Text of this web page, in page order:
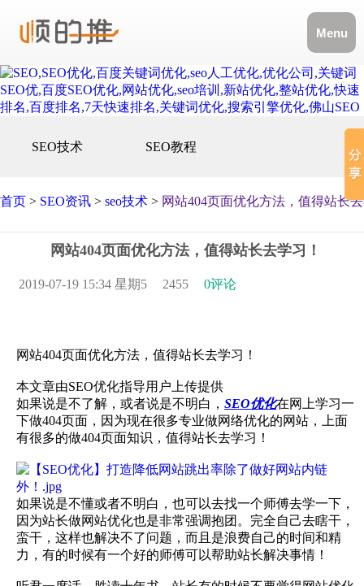
Menu
SEO技术 SEO教程
首页 > SEO资讯 > seo技术 > 网站404页面优化方法，值得站长
网站404页面优化方法，值得站长去学习！
2019-07-19 15:34 星期5 2455 0评论
网站404页面优化方法，值得站长去学习！
本文章由SEO优化指导用户上传提供
如果说是不了解，或者说是不明白， SEO优化在网上学习一
下做404页面，因为现在很多专业做网络优化的网站，上面
有很多的做404页面知识，值得站长去学习！
如果说是不懂或者不明白，也可以去找一个师傅去学一下，
因为站长做网站优化也是非常强调抱团。完全自己去瞎干，
蛮干，这样也解决不了问题，而且是浪费自己的时间和精
力，有的时候有一个好的师傅可以帮助站长解决事情！